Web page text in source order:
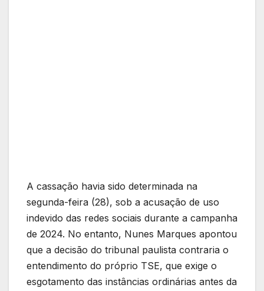
A cassação havia sido determinada na
segunda-feira (28), sob a acusação de uso
indevido das redes sociais durante a campanha
de 2024. No entanto, Nunes Marques apontou
que a decisão do tribunal paulista contraria o
entendimento do próprio TSE, que exige o
esgotamento das instâncias ordinárias antes da